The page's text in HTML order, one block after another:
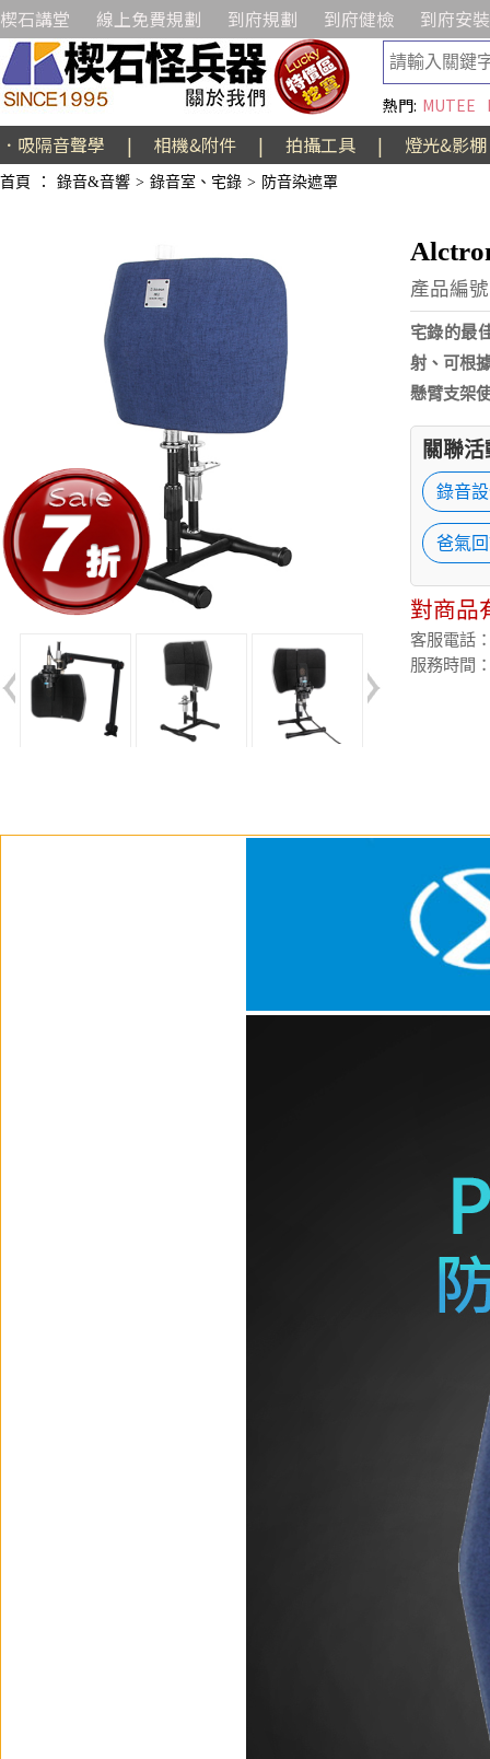
楔石講堂 線上免費規劃 到府規劃 到府健檢 到府安裝
熱門: MUTEE
．吸隔音聲學 | 相機&附件 | 拍攝工具 | 燈光&影棚
首頁 ： 錄音&音響 > 錄音室、宅錄 > 防音染遮罩
產品編
宅錄的最
射、可根
懸臂支架
關聯
錄音
爸氣
對商品
客服電話
服務時間